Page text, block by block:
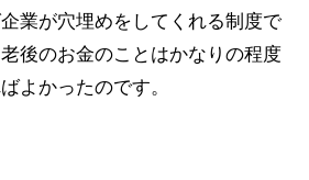
業が穴埋めをしてくれる制度で
後のお金のことはかなりの程度
よかったのです。